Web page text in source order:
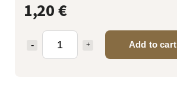
1,20 €
Add to cart